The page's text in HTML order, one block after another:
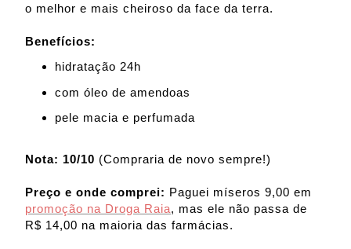
o melhor e mais cheiroso da face da terra.
Benefícios:
hidratação 24h
com óleo de amendoas
pele macia e perfumada
Nota: 10/10 (Compraria de novo sempre!)
Preço e onde comprei: Paguei míseros 9,00 em
promoção na Droga Raia, mas ele não passa de
R$ 14,00 na maioria das farmácias.